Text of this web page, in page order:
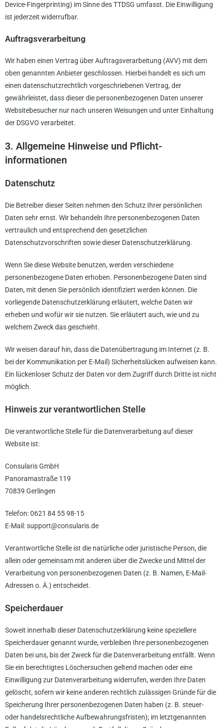
Device-Fingerprinting) im Sinne des TTDSG umfasst. Die Einwilligung
ist jederzeit widerrufbar.
Auftragsverarbeitung
Wir haben einen Vertrag über Auftragsverarbeitung (AVV) mit dem
oben genannten Anbieter geschlossen. Hierbei handelt es sich um
einen datenschutzrechtlich vorgeschriebenen Vertrag, der
gewährleistet, dass dieser die personenbezogenen Daten unserer
Websitebesucher nur nach unseren Weisungen und unter Einhaltung
der DSGVO verarbeitet.
3. Allgemeine Hinweise und Pflicht­
informationen
Datenschutz
Die Betreiber dieser Seiten nehmen den Schutz Ihrer persönlichen
Daten sehr ernst. Wir behandeln Ihre personenbezogenen Daten
vertraulich und entsprechend den gesetzlichen
Datenschutzvorschriften sowie dieser Datenschutzerklärung.
Wenn Sie diese Website benutzen, werden verschiedene
personenbezogene Daten erhoben. Personenbezogene Daten sind
Daten, mit denen Sie persönlich identifiziert werden können. Die
vorliegende Datenschutzerklärung erläutert, welche Daten wir
erheben und wofür wir sie nutzen. Sie erläutert auch, wie und zu
welchem Zweck das geschieht.
Wir weisen darauf hin, dass die Datenübertragung im Internet (z. B.
bei der Kommunikation per E-Mail) Sicherheitslücken aufweisen kann.
Ein lückenloser Schutz der Daten vor dem Zugriff durch Dritte ist nicht
möglich.
Hinweis zur verantwortlichen Stelle
Die verantwortliche Stelle für die Datenverarbeitung auf dieser
Website ist:
Consularis GmbH
Panoramastraße 119
70839 Gerlingen
Telefon: 0621 84 55 98-15
E-Mail: support@consularis.de
Verantwortliche Stelle ist die natürliche oder juristische Person, die
allein oder gemeinsam mit anderen über die Zwecke und Mittel der
Verarbeitung von personenbezogenen Daten (z. B. Namen, E-Mail-
Adressen o. Ä.) entscheidet.
Speicherdauer
Soweit innerhalb dieser Datenschutzerklärung keine speziellere
Speicherdauer genannt wurde, verbleiben Ihre personenbezogenen
Daten bei uns, bis der Zweck für die Datenverarbeitung entfällt. Wenn
Sie ein berechtigtes Löschersuchen geltend machen oder eine
Einwilligung zur Datenverarbeitung widerrufen, werden Ihre Daten
gelöscht, sofern wir keine anderen rechtlich zulässigen Gründe für die
Speicherung Ihrer personenbezogenen Daten haben (z. B. steuer-
oder handelsrechtliche Aufbewahrungsfristen); im letztgenannten